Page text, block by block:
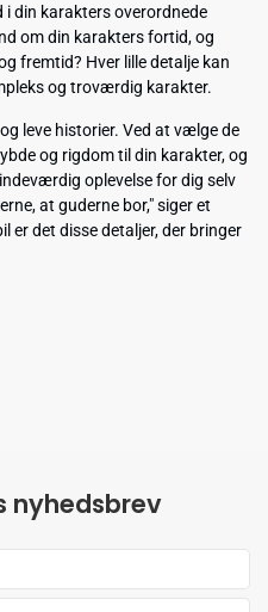
i din karakters overordnede
om din karakters fortid, og
fremtid? Hver lille detalje kan
og troværdig karakter.
leve historier. Ved at vælge de
og rigdom til din karakter, og
oplevelse for dig selv
at guderne bor," siger et
er det disse detaljer, der bringer
nyhedsbrev